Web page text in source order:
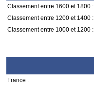
Classement entre 1600 et 1800 :
Classement entre 1200 et 1400 :
Classement entre 1000 et 1200 :
France :